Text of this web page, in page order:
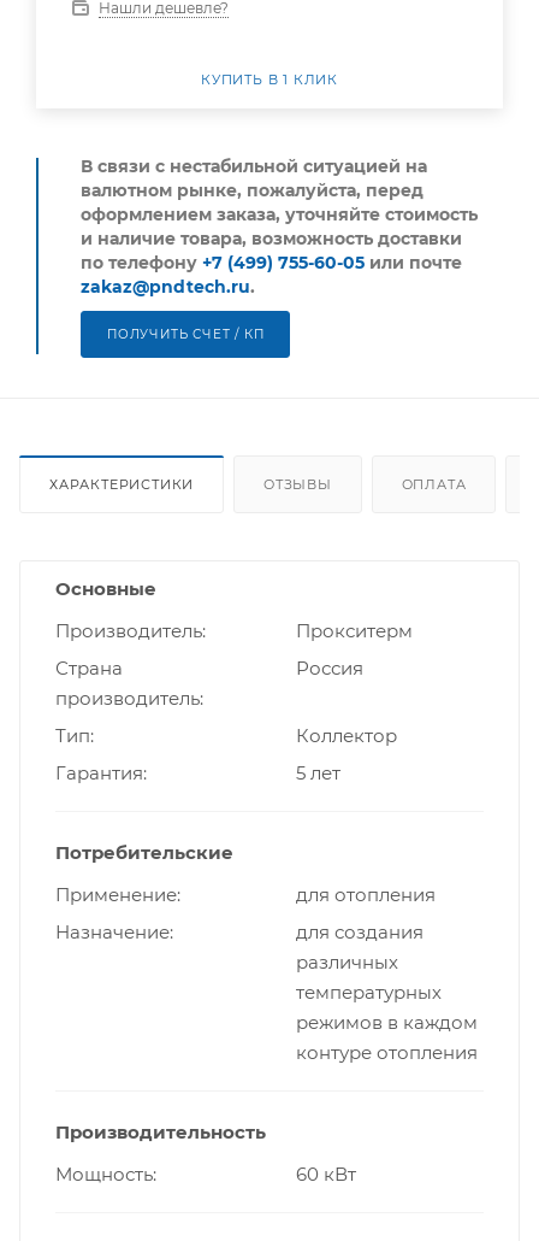
Нашли дешевле?
КУПИТЬ В 1 КЛИК
В связи с нестабильной ситуацией на
валютном рынке, пожалуйста, перед
оформлением заказа, уточняйте стоимость
и наличие товара, возможность доставки
по телефону +7 (499) 755-60-05 или почте
zakaz@pndtech.ru.
ПОЛУЧИТЬ СЧЕТ / КП
ХАРАКТЕРИСТИКИ ОТЗЫВЫ ОПЛАТА
Основные
Производитель
Прокситерм
Страна
производитель
Россия
Тип
Коллектор
Гарантия
5 лет
Потребительские
Применение
для отопления
Назначение
для создания
различных
температурных
режимов в каждом
контуре отопления
Производительность
Мощность
60 кВт